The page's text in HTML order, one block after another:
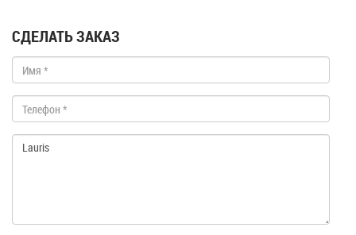
СДЕЛАТЬ ЗАКАЗ